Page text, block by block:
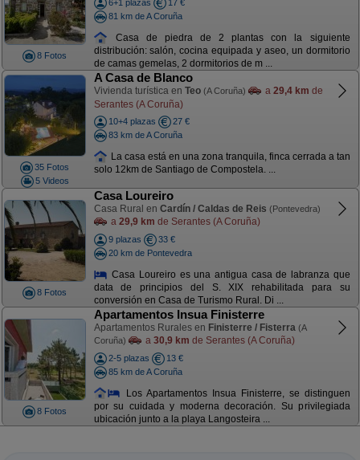
8 Fotos
6+1 plazas
17 €
81 km de A Coruña
Casa de piedra de 2 plantas con la siguiente
distribución: salón, cocina equipada y aseo, un dormitorio
de camas gemelas, 2 dormitorios de m ...
35 Fotos
5 Videos
A Casa de Blanco
Vivienda turística en Teo (A Coruña) a 29,4 km de
Serantes (A Coruña)
10+4 plazas
27 €
83 km de A Coruña
La casa está en una zona tranquila, finca cerrada a tan
solo 12km de Santiago de Compostela. ...
8 Fotos
Casa Loureiro
Casa Rural en Cardín / Caldas de Reis (Pontevedra)
a 29,9 km de Serantes (A Coruña)
9 plazas
33 €
20 km de Pontevedra
Casa Loureiro es una antigua casa de labranza que
data de principios del S. XIX rehabilitada para su
conversión en Casa de Turismo Rural. Di ...
8 Fotos
Apartamentos Insua Finisterre
Apartamentos Rurales en Finisterre / Fisterra (A
Coruña)
a 30,9 km de Serantes (A Coruña)
2-5 plazas
13 €
85 km de A Coruña
Los Apartamentos Insua Finisterre, se distinguen
por su cuidada y moderna decoración. Su privilegiada
ubicación junto a la playa Langosteira ...